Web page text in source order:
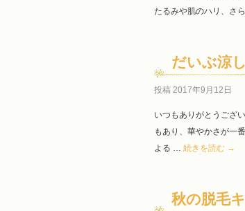
たるみや肌のハリ、さ
だいぶ涼
投稿 2017年9月12日
いつもありがとうござ
もあり、華やかさが一
よる … 続きを読む →
秋の脱毛